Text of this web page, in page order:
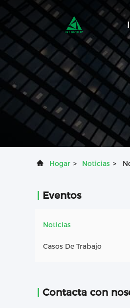
Hogar > Noticias >
Eventos
Noticias
Casos De Trabajo
Contacta con